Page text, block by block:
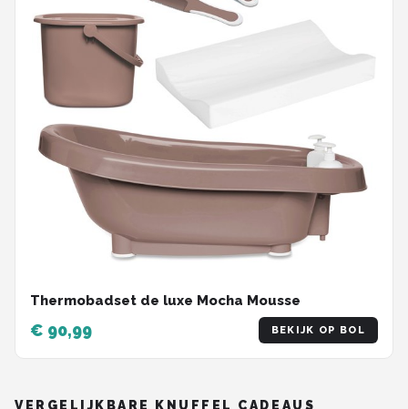
Thermobadset de luxe Mocha Mousse
€ 90,99 BEKIJK OP BOL
VERGELIJKBARE KNUFFEL CADEAUS